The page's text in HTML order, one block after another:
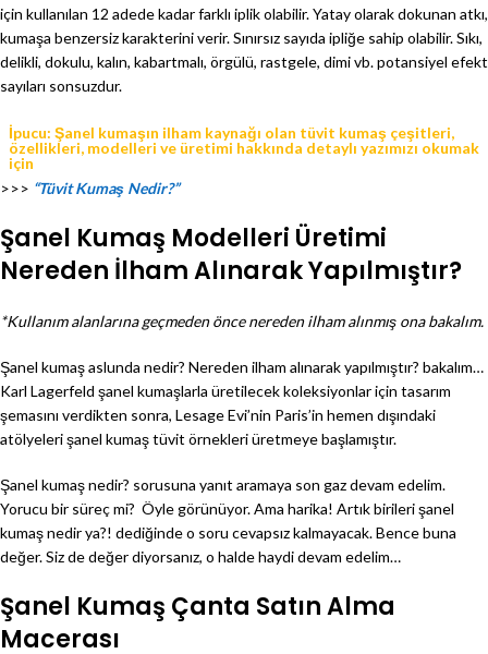
için kullanılan 12 adede kadar farklı iplik olabilir. Yatay olarak dokunan atkı,
kumaşa benzersiz karakterini verir. Sınırsız sayıda ipliğe sahip olabilir. Sıkı,
delikli, dokulu, kalın, kabartmalı, örgülü, rastgele, dimi vb. potansiyel efekt
sayıları sonsuzdur.
İpucu: Şanel kumaşın ilham kaynağı olan tüvit kumaş çeşitleri,
özellikleri, modelleri ve üretimi hakkında detaylı yazımızı okumak
için
>>> “Tüvit Kumaş Nedir?”
Şanel Kumaş Modelleri Üretimi
Nereden İlham Alınarak Yapılmıştır?
*Kullanım alanlarına geçmeden önce nereden ilham alınmış ona bakalım.
Şanel kumaş aslunda nedir? Nereden ilham alınarak yapılmıştır? bakalım…
Karl Lagerfeld şanel kumaşlarla üretilecek koleksiyonlar için tasarım
şemasını verdikten sonra, Lesage Evi’nin Paris’in hemen dışındaki
atölyeleri şanel kumaş tüvit örnekleri üretmeye başlamıştır.
Şanel kumaş nedir? sorusuna yanıt aramaya son gaz devam edelim.
Yorucu bir süreç mi? Öyle görünüyor. Ama harika! Artık birileri şanel
kumaş nedir ya?! dediğinde o soru cevapsız kalmayacak. Bence buna
değer. Siz de değer diyorsanız, o halde haydi devam edelim…
Şanel Kumaş Çanta Satın Alma
Macerası